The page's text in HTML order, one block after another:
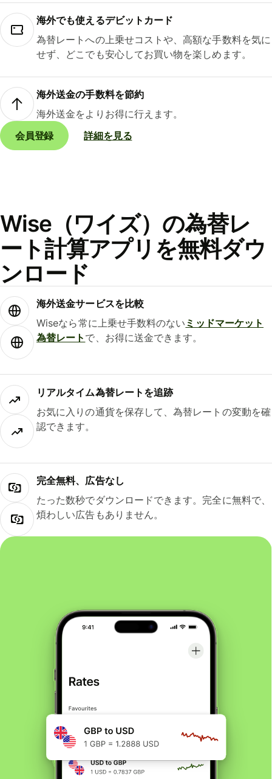
海外でも使えるデビットカード
為替レートへの上乗せコストや、高額な手数料を気に
せず、どこでも安心してお買い物を楽しめます。
海外送金の手数料を節約
海外送金をよりお得に行えます。
会員登録
詳細を見る
Wise（ワイズ）の為替レ
ート計算アプリを無料ダウ
ンロード
海外送金サービスを比較
Wiseなら常に上乗せ手数料のない ミッドマーケット
為替レート で、お得に送金できます。
リアルタイム為替レートを追跡
お気に入りの通貨を保存して、為替レートの変動を確
認できます。
完全無料、広告なし
たった数秒でダウンロードできます。完全に無料で、
煩わしい広告もありません。